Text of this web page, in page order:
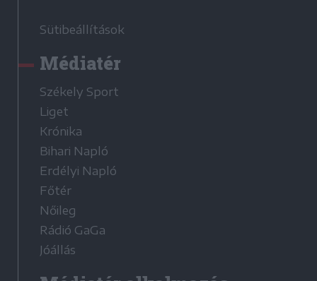
Sütibeállítások
Médiatér
Székely Sport
Liget
Krónika
Bihari Napló
Erdélyi Napló
Főtér
Nőileg
Rádió GaGa
Jóállás